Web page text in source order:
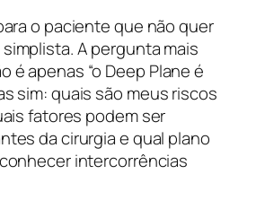
o paciente que não quer
A pergunta mais
é apenas “o Deep Plane é
sim: quais são meus riscos
fatores podem ser
da cirurgia e qual plano
intercorrências